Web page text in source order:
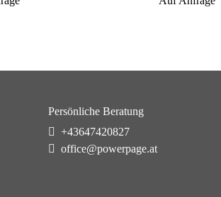
Persönliche Beratung
+43647420827
office@powerpage.at